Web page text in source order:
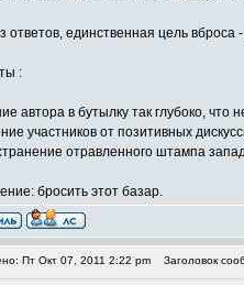
ответов, единственная цель
:
автора в бутылку так глубоко, что
участников от позитивных
отравленного штампа
бросить этот базар.
Пт Окт 07, 2011 2:22 pm Заголовок